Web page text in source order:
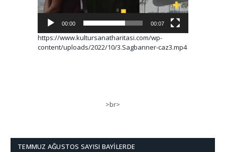
00:00 00:07
https://www.kultursanatharitasi.com/wp-
content/uploads/2022/10/3.Sagbanner-caz3.mp4
>br>
TEMMUZ AĞUSTOS SAYISI BAYILERDE